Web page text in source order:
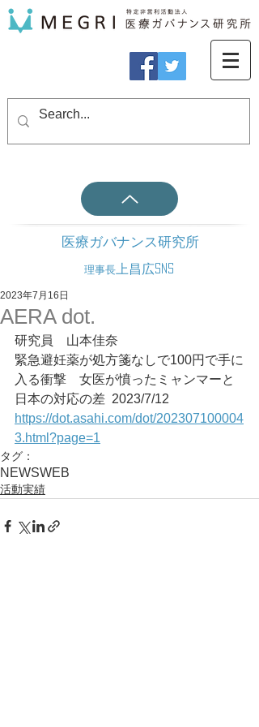
医療ガバナンス研究所
理事長 上昌広SNS
AERA dot.
2023年7月16日
研究員　山本佳奈
緊急避妊薬が処方箋なしで100円で手に
入る衝撃　女医が憤ったミャンマーと
日本の対応の差	2023/7/12
https://dot.asahi.com/dot/202307100004
3.html?page=1
タグ：
NEWSWEB
活動実績